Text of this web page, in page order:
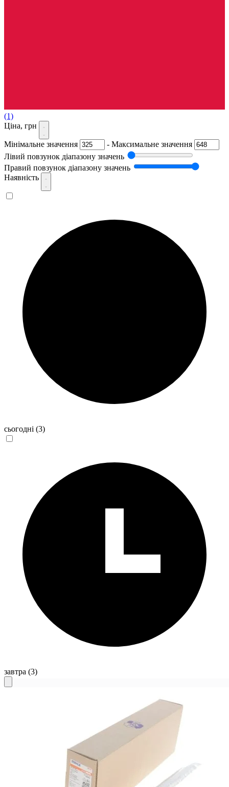
(1)
Ціна, грн
Мінімальне значення - Максимальне значення
Лівий повзунок діапазону значень
Правий повзунок діапазону значень
Наявність
сьогодні (3)
завтра (3)